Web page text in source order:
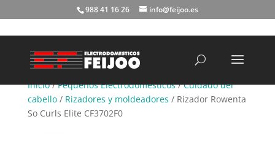
988 41 16 26 info@feijoo.es
Inicio/Pequeños Electrodomésticos/Cuidado del
cabello/ Rizadores y moldeadores / Rizador Rowenta
So Curls Elite CF3702F0